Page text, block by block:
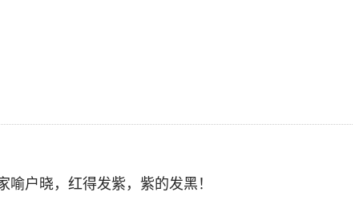
喻户晓，红得发紫，紫的发黑！